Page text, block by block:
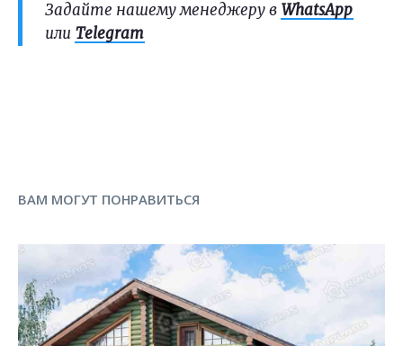
Задайте нашему менеджеру в WhatsApp
или Telegram
ВАМ МОГУТ ПОНРАВИТЬСЯ